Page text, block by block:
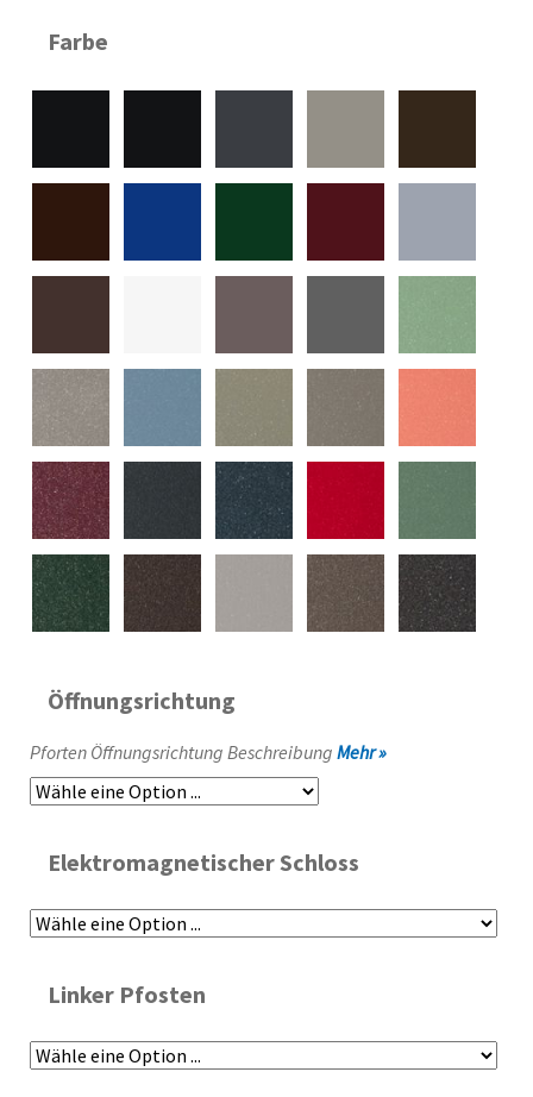
Farbe
Öffnungsrichtung
Pforten Öffnungsrichtung Beschreibung Mehr »
Elektromagnetischer Schloss
Linker Pfosten